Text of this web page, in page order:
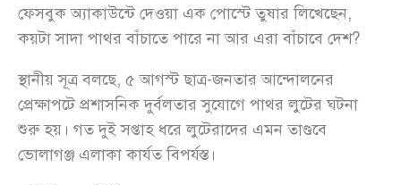
ফেসবুক অ্যাকাউন্টে দেওয়া এক পোস্টে তুষার লিখেছেন,
কয়টা সাদা পাথর বাঁচাতে পারে না আর এরা বাঁচাবে দেশ?
স্থানীয় সূত্র বলছে, ৫ আগস্ট ছাত্র-জনতার আন্দোলনের
প্রেক্ষাপটে প্রশাসনিক দুর্বলতার সুযোগে পাথর লুটের ঘটনা
শুরু হয়। গত দুই সপ্তাহ ধরে লুটেরাদের এমন তাণ্ডবে
ভোলাগঞ্জ এলাকা কার্যত বিপর্যস্ত।